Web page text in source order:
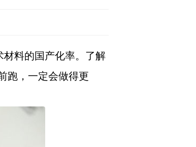
材料的国产化率。了解
跑，一定会做得更